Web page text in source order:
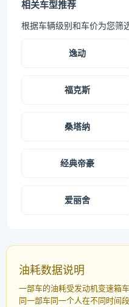
相关车型推荐
根据车辆级别和车价为您筛
逸动
福克斯
桑塔纳
经典帝豪
爱丽舍
油耗数据说明
一部车的油耗受发动机变速箱
同一部车同一个人在不同时间